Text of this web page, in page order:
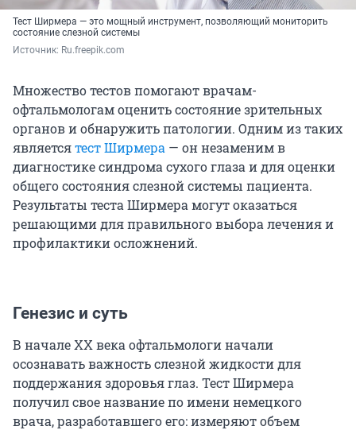
Тест Ширмера — это мощный инструмент, позволяющий мониторить
состояние слезной системы
Источник: Ru.freepik.com
Множество тестов помогают врачам-
офтальмологам оценить состояние зрительных
органов и обнаружить патологии. Одним из таких
являетсятест Ширмера — он незаменим в
диагностике синдрома сухого глаза и для оценки
общего состояния слезной системы пациента.
Результаты теста Ширмера могут оказаться
решающими для правильного выбора лечения и
профилактики осложнений.
Генезис и суть
В начале XX века офтальмологи начали
осознавать важность слезной жидкости для
поддержания здоровья глаз. Тест Ширмера
получил свое название по имени немецкого
врача, разработавшего его: измеряют объем